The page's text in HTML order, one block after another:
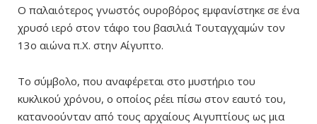
Ο παλαιότερος γνωστός ουροβόρος εμφανίστηκε σε ένα
χρυσό ιερό στον τάφο του βασιλιά Τουταγχαμών τον
13ο αιώνα π.Χ. στην Αίγυπτο.
Το σύμβολο, που αναφέρεται στο μυστήριο του
κυκλικού χρόνου, ο οποίος ρέει πίσω στον εαυτό του,
κατανοούνταν από τους αρχαίους Αιγυπτίους ως μια